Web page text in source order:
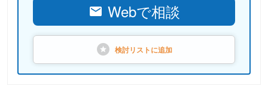
Webで相談
検討リストに追加